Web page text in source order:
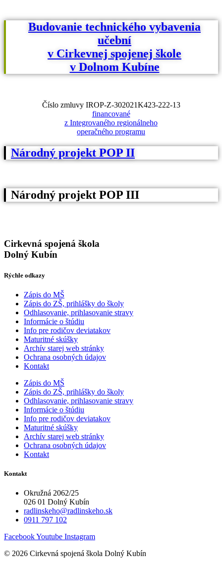
Budovanie technického vybavenia
učební
v Cirkevnej spojenej škole
v Dolnom Kubíne
Číslo zmluvy IROP-Z-302021K423-222-13
financované
z Integrovaného regionálneho
operačného programu
Národný projekt POP II
Národný projekt POP III
Cirkevná spojená škola
Dolný Kubín
Rýchle odkazy
Zápis do MŠ
Zápis do ZŠ, prihlášky do školy
Odhlasovanie, prihlasovanie stravy
Informácie o štúdiu
Info pre rodičov deviatakov
Maturitné skúšky
Archív starej web stránky
Ochrana osobných údajov
Kontakt
Zápis do MŠ
Zápis do ZŠ, prihlášky do školy
Odhlasovanie, prihlasovanie stravy
Informácie o štúdiu
Info pre rodičov deviatakov
Maturitné skúšky
Archív starej web stránky
Ochrana osobných údajov
Kontakt
Kontakt
Okružná 2062/25
026 01 Dolný Kubín
radlinskeho@radlinskeho.sk
0911 797 102
FacebookYoutube Instagram
© 2026 Cirkevná spojená škola Dolný Kubín